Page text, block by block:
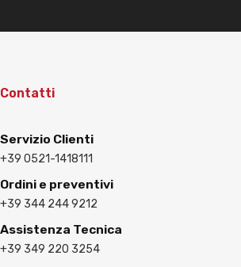
Contatti
Servizio Clienti
+39 0521-1418111
Ordini e preventivi
+39 344 244 9212
Assistenza Tecnica
+39 349 220 3254